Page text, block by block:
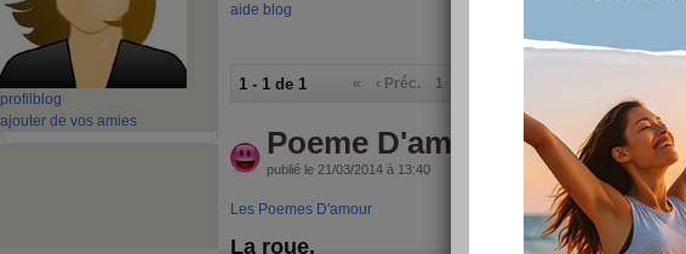
profil blog
ajouter de vos amies
aide blog
1 - 1 de 1 « ‹ Préc. 1
Poeme D'amour
publié le 21/03/2014 à 13:40
Les Poemes D'amour
La roue.